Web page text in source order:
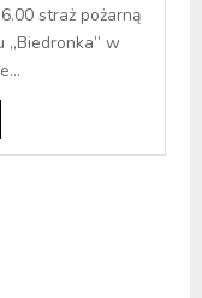
straż pożarną
„Biedronka” w